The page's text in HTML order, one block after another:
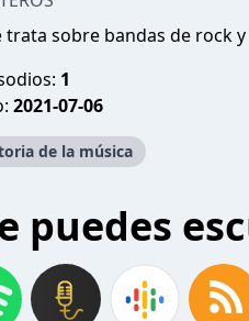
trata sobre bandas de rock
1
2021-07-06
de la música
puedes